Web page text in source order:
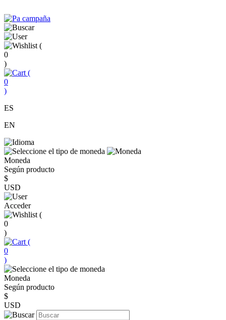
(
0
)
(
0
)
ES
EN
Moneda
Según producto
$
USD
Acceder
(
0
)
(
0
)
Moneda
Según producto
$
USD